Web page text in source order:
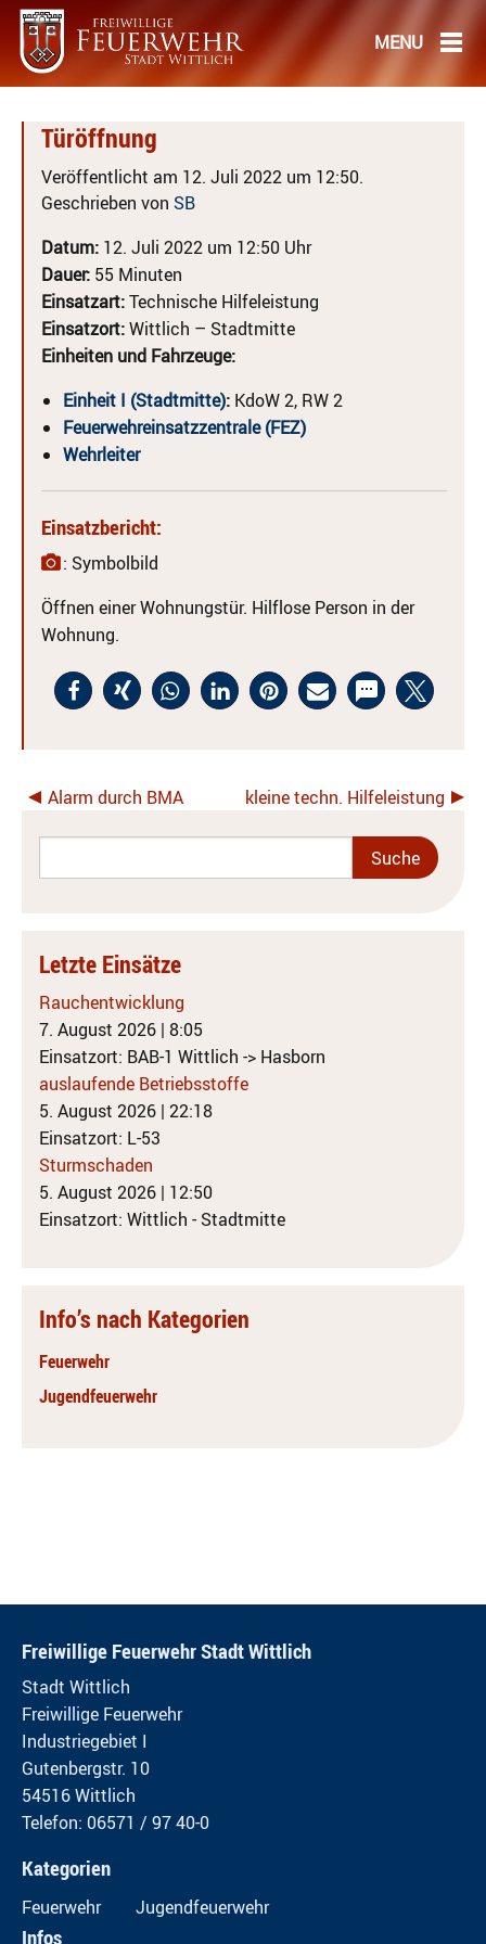
Türöffnung
Veröffentlicht am 12. Juli 2022 um 12:50.
Geschrieben von SB
Datum: 12. Juli 2022 um 12:50 Uhr
Dauer: 55 Minuten
Einsatzart:Technische Hilfeleistung
Einsatzort:Wittlich – Stadtmitte
Einheiten und Fahrzeuge:
Einheit I (Stadtmitte): KdoW 2, RW 2
Feuerwehreinsatzzentrale (FEZ)
Wehrleiter
Einsatzbericht:
: Symbolbild
Öffnen einer Wohnungstür. Hilflose Person in der
Wohnung.
Alarm durch BMA kleine techn. Hilfeleistung
Letzte Einsätze
Rauchentwicklung
7. August 2026 | 8:05
Einsatzort: BAB-1 Wittlich -> Hasborn
auslaufende Betriebsstoffe
5. August 2026 | 22:18
Einsatzort: L-53
Sturmschaden
5. August 2026 | 12:50
Einsatzort: Wittlich - Stadtmitte
Info’s nach Kategorien
Feuerwehr
Jugendfeuerwehr
Freiwillige Feuerwehr Stadt Wittlich
Stadt Wittlich
Freiwillige Feuerwehr
Industriegebiet I
Gutenbergstr. 10
54516 Wittlich
Telefon: 06571 / 97 40-0
Kategorien
Feuerwehr Jugendfeuerwehr
Infos